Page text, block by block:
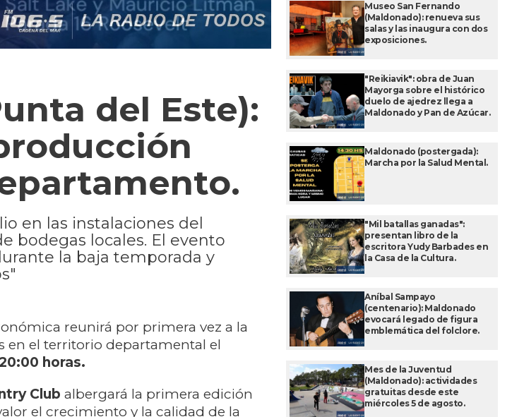
del Este):
en las instalaciones del
bodegas locales. El evento
la baja temporada y
reunirá por primera vez a la
en el territorio departamental el
horas.
Club albergará la primera edición
el crecimiento y la calidad de la
Museo San Fernando
(Maldonado): renueva sus
salas y las inaugura con dos
exposiciones.
"Reikiavik": obra de Juan
Mayorga sobre el histórico
duelo de ajedrez llega a
Maldonado y Pan de Azúcar.
Maldonado (postergada):
Marcha por la Salud Mental.
"Mil batallas ganadas":
presentan libro de la
escritora Yudy Barbades en
la Casa de la Cultura.
Aníbal Sampayo
(centenario): Maldonado
evocará legado de figura
emblemática del folclore.
Mes de la Juventud
(Maldonado): actividades
gratuitas desde este
miércoles 5 de agosto.